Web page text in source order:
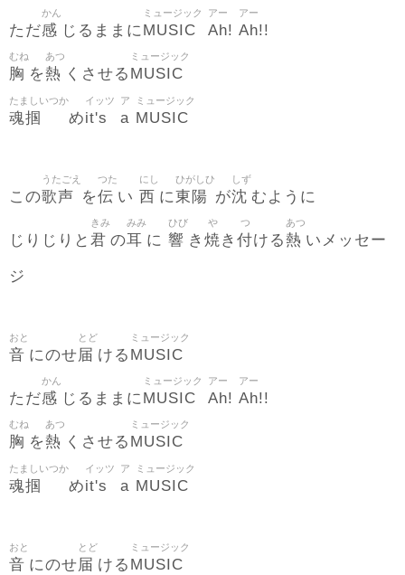
ただ感
かん
じるままにMUSIC
ミュージック
Ah
アー
! Ah
アー
!!
胸
むね
を熱
あつ
くさせる MUSIC
ミュージック
魂掴
たましいつか
めit's
イッツ
a
ア
MUSIC
ミュージック
この歌声
うたごえ
を伝
つた
い 西
にし
に東陽
ひがしひ
が沈
しず
むように
じりじりと 君
きみ
の耳
みみ
に 響
ひび
き 焼
や
き 付
つ
ける熱
あつ
いメッセー
ジ
音
おと
にのせ届
とど
ける MUSIC
ミュージック
ただ感
かん
じるままにMUSIC
ミュージック
Ah
アー
! Ah
アー
!!
胸
むね
を熱
あつ
くさせる MUSIC
ミュージック
魂掴
たましいつか
めit's
イッツ
a
ア
MUSIC
ミュージック
音
おと
にのせ届
とど
ける MUSIC
ミュージック